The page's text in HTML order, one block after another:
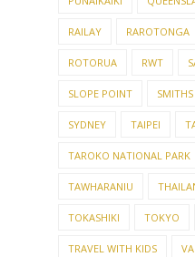
RAILAY RAROTONGA
ROTORUA RWT
SLOPE POINT
SYDNEY TAIPEI
TAROKO NATIONAL PARK
TAWHARANIU
TOKASHIKI TOKYO
TRAVEL WITH KIDS